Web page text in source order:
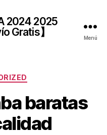
2024 2025
Gratis】
Menú
baratas